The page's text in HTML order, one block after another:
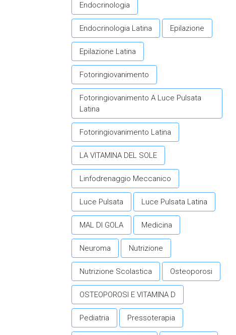
Endocrinologia
Endocrinologia Latina Epilazione
Epilazione Latina
Fotoringiovanimento
Fotoringiovanimento A Luce Pulsata
Latina
Fotoringiovanimento Latina
LA VITAMINA DEL SOLE
Linfodrenaggio Meccanico
Luce Pulsata Luce Pulsata Latina
MAL DI GOLA Medicina
Neuroma Nutrizione
Nutrizione Scolastica Osteoporosi
OSTEOPOROSI E VITAMINA D
Pediatria Pressoterapia